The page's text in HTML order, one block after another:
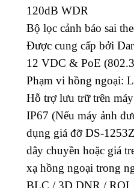
120dB WDR
Bộ lọc cảnh báo sai
Được cung cấp bởi
12 VDC & PoE
Phạm vi hồng ngoại:
Hỗ trợ lưu trữ trên
IP67 (Nếu máy ảnh
dụng giá đỡ DS-
dây chuyền hoặc giá
xạ hồng ngoại trong
BLC / 3D DNR / ROI